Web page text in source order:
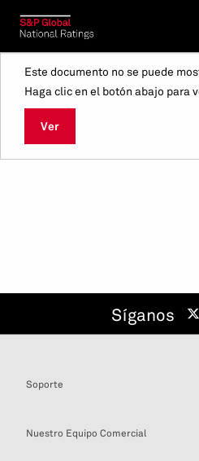
Este documento no se puede
Haga clic en el botón abajo para
Ver
Síganos
Soporte
Nuestro Equipo Comercial